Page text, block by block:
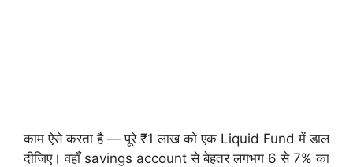
काम ऐसे करता है — पूरे ₹1 लाख को एक Liquid Fund में डाल
दीजिए। वहाँ savings account से बेहतर लगभग 6 से 7% का